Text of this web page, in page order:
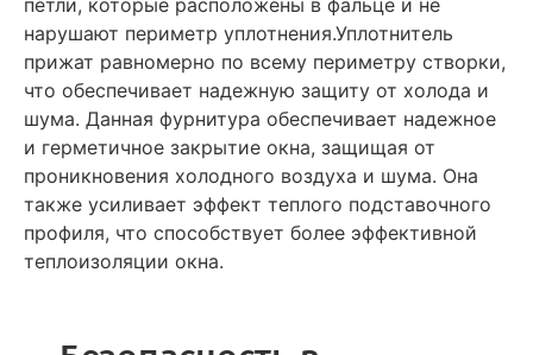
нарушают периметр уплотнения.Уплотнитель
прижат равномерно по всему периметру створки,
что обеспечивает надежную защиту от холода и
шума. Данная фурнитура обеспечивает надежное
и герметичное закрытие окна, защищая от
проникновения холодного воздуха и шума. Она
также усиливает эффект теплого подставочного
профиля, что способствует более эффективной
теплоизоляции окна.